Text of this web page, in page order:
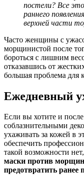
постели? Все
раннего
верхней части
Часто женщины с
морщинистой после
бороться с лишним
отказавшись от
большая проблема для
Ежедневный
Если вы хотите и
соблазнительными
ухаживать за кожей в
обеспечить
такой возможности
маски против морщин
предотвратить ранее